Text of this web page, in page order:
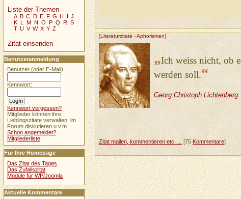
[Literaturzitate -Aphorismen]
„Ich weiss nicht, ob
werden soll.“
Georg Christoph Lichtenberg
Zitat mailen, kommentieren etc. ...
[75 Kommentare]
Liste der Themen
A B C D E F G H I J
K L M N O P Q R S
T U V W X Y Z
Zitat einsenden
Benutzeranmeldung
Benutzer (oder E-Mail):
Kennwort:
Kennwort vergessen?
Mitglieder können ihre
Lieblingszitate verwalten, im
Forum diskutieren u.v.m. ...
Schon angemeldet?
Mitgliederliste
Für Ihre Homepage
Das Zitat des Tages
Das Zufallszitat
Module für WP/Joomla
Aktuelle Kommentare